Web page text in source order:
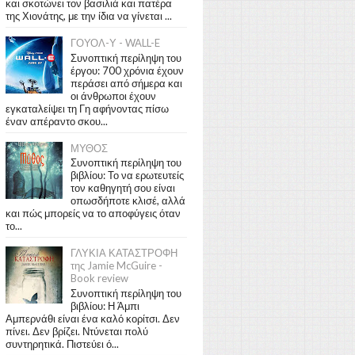
και σκοτώνει τον βασιλιά και πατέρα
της Χιονάτης, με την ίδια να γίνεται ...
ΓΟΥΟΛ-Υ - WALL-E
Συνοπτική περίληψη του
έργου: 700 χρόνια έχουν
περάσει από σήμερα και
οι άνθρωποι έχουν
εγκαταλείψει τη Γη αφήνοντας πίσω
έναν απέραντο σκου...
ΜΥΘΟΣ
Συνοπτική περίληψη του
βιβλίου: Το να ερωτευτείς
τον καθηγητή σου είναι
οπωσδήποτε κλισέ, αλλά
και πώς μπορείς να το αποφύγεις όταν
το...
ΓΛΥΚΙΑ ΚΑΤΑΣΤΡΟΦΗ
της Jamie McGuire -
Book review
Συνοπτική περίληψη του
βιβλίου: Η Άμπι
Αμπερνάθι είναι ένα καλό κορίτσι. Δεν
πίνει. Δεν βρίζει. Ντύνεται πολύ
συντηρητικά. Πιστεύει ό...